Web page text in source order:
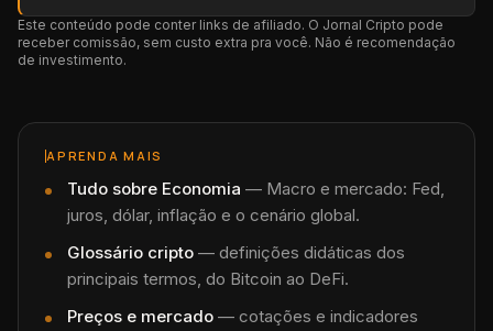
Este conteúdo pode conter links de afiliado. O Jornal Cripto pode
receber comissão, sem custo extra pra você. Não é recomendação
de investimento.
APRENDA MAIS
Tudo sobre Economia — Macro e mercado: Fed,
juros, dólar, inflação e o cenário global.
Glossário cripto — definições didáticas dos
principais termos, do Bitcoin ao DeFi.
Preços e mercado — cotações e indicadores